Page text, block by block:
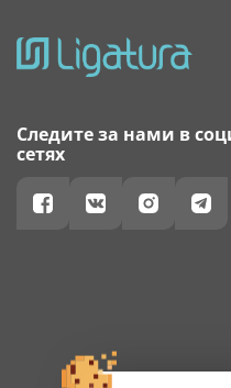
Следите за нами в
сетях